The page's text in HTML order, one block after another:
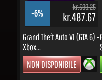
Grand Theft Auto VI (GTA 6) -
NON DISPONIBILE